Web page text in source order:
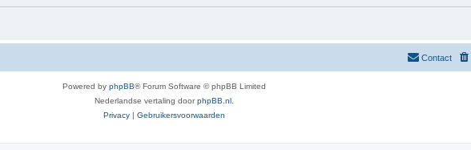
Contact
Powered by phpBB® Forum Software © phpBB Limited
Nederlandse vertaling doorphpBB.nl
Privacy | Gebruikersvoorwaarden